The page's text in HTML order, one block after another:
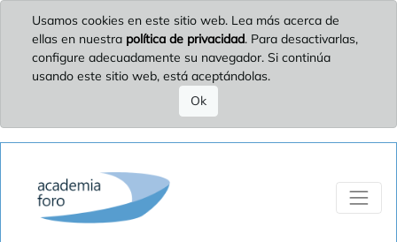
Usamos cookies en este sitio web. Lea más acerca de
ellas en nuestra política de privacidad. Para desactivarlas,
configure adecuadamente su navegador. Si continúa
usando este sitio web, está aceptándolas.
Ok